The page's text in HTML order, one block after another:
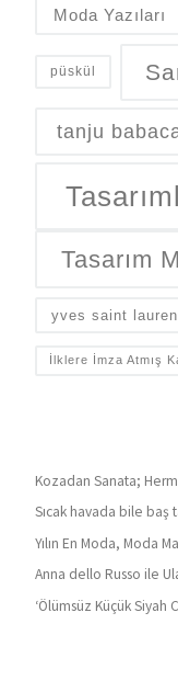
Moda Yazıları
püskül
tanju
Tasarım
yves saint
İlklere İmza Atmış
Kozadan Sanata;
Sıcak havada bile baş
Yılın En Moda, Moda
Anna dello Russo ile
‘Ölümsüz Küçük Siyah